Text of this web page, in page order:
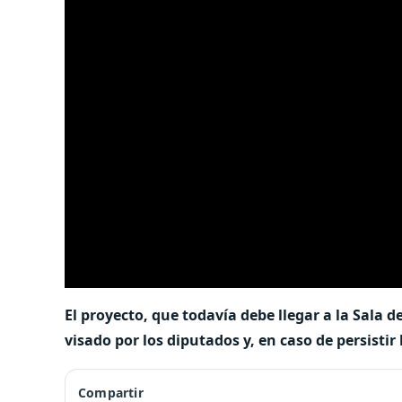
El proyecto, que todavía debe llegar a la Sala
visado por los diputados y, en caso de
Compartir